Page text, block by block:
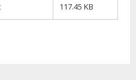
117.45 KB